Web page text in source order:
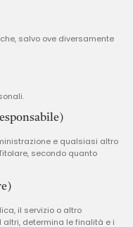
salvo ove diversamente
e qualsiasi altro
secondo quanto
il servizio o altro
determina le finalità e i